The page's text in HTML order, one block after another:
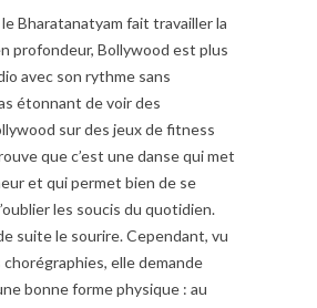
Bharatanatyam fait travailler la
profondeur, Bollywood est plus
avec son rythme sans
étonnant de voir des
sur des jeux de fitness
que c’est une danse qui met
et qui permet bien de se
les soucis du quotidien.
suite le sourire. Cependant, vu
elle demande
bonne forme physique : au